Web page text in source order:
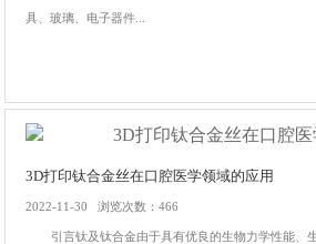
具、玻璃、电子器件...
3D打印钛合金丝在口腔医学领域的应用
2022-11-30 浏览次数：466
引言钛及钛合金由于具有优良的生物力学性能、